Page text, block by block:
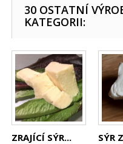
30 OSTATNÍ
KATEGORII:
ZRAJÍCÍ SÝR... SÝR